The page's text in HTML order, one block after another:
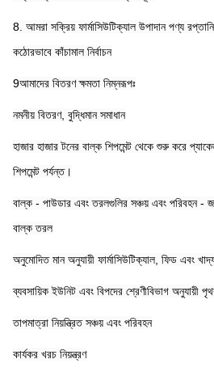
8. আমরা সক্রিয় ফার্মাসিউটিক্যাল উপাদান পণ্য
কঠোরভাবে কাঁচামাল নির্বাচন
9আমাদের বিতরণ ক্ষমতা নিম্নরূপঃ
নমনীয় বিতরণ, বুদ্ধিমান সমাধান
হাজার হাজার টনের বাল্ক শিপমেন্ট থেকে শুরু করে
শিপমেন্ট পর্যন্ত।
বাল্ক - পাউডার এবং তরলগুলির সঞ্চয় এবং পরিবহন -
বাল্ক তরল
অনুমোদিত মান অনুযায়ী ফার্মাসিউটিক্যাল, ফিড এবং
ব্যবসায়িক ইউনিট এবং বিপদের শ্রেণীবিভাগ অনুযায়ী
তাপমাত্রা নিয়ন্ত্রিত সঞ্চয় এবং পরিবহন
কার্যকর খরচ নিয়ন্ত্রণ